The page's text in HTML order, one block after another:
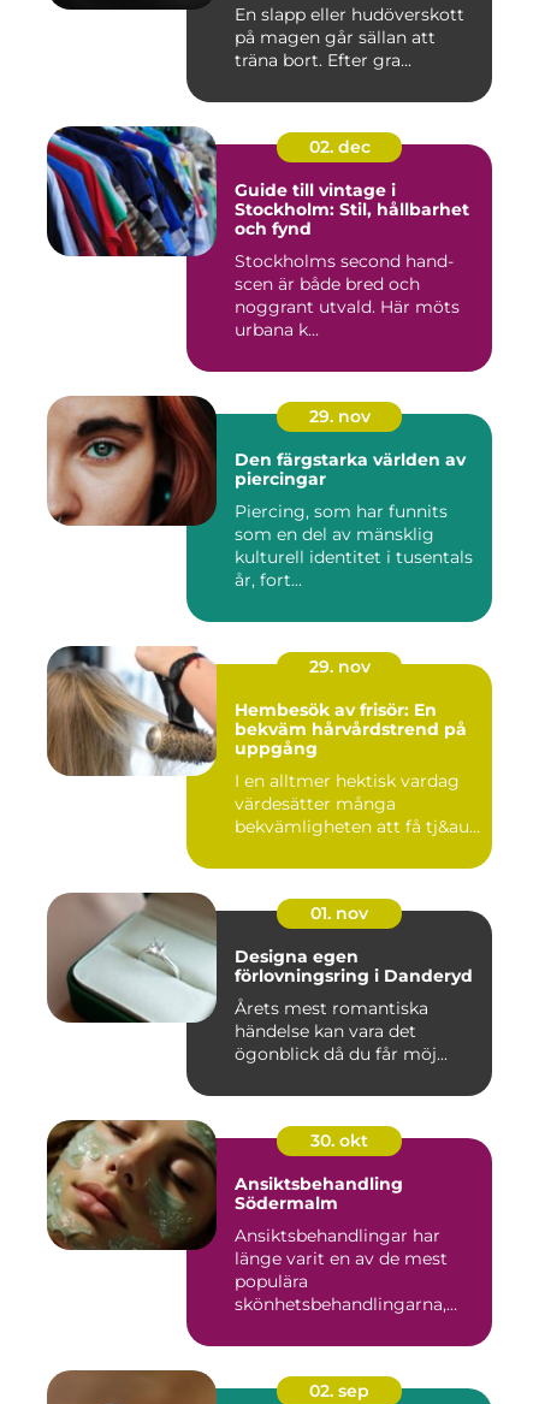
En slapp eller hudöverskott
på magen går sällan att
träna bort. Efter gra...
02. dec
Guide till vintage i
Stockholm: Stil, hållbarhet
och fynd
Stockholms second hand-
scen är både bred och
noggrant utvald. Här möts
urbana k...
29. nov
Den färgstarka världen av
piercingar
Piercing, som har funnits
som en del av mänsklig
kulturell identitet i tusentals
år, fort...
29. nov
Hembesök av frisör: En
bekväm hårvårdstrend på
uppgång
I en alltmer hektisk vardag
värdesätter många
bekvämligheten att få tj&au...
01. nov
Designa egen
förlovningsring i Danderyd
Årets mest romantiska
händelse kan vara det
ögonblick då du får möj...
30. okt
Ansiktsbehandling
Södermalm
Ansiktsbehandlingar har
länge varit en av de mest
populära
skönhetsbehandlingarna,
02. sep